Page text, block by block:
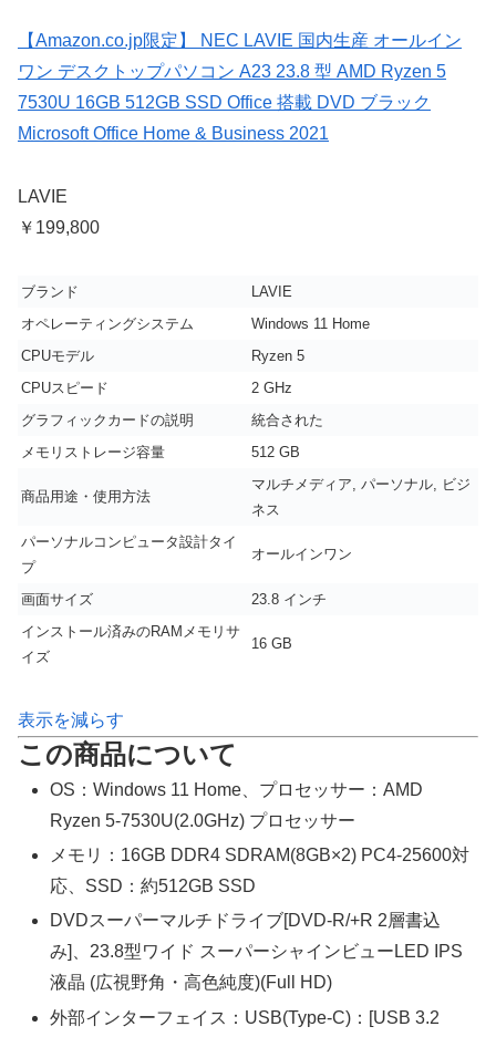
【Amazon.co.jp限定】 NEC LAVIE 国内生産 オールイン
ワン デスクトップパソコン A23 23.8 型 AMD Ryzen 5
7530U 16GB 512GB SSD Office 搭載 DVD ブラック
Microsoft Office Home & Business 2021
LAVIE
￥199,800
ブランド
LAVIE
オペレーティングシステム
Windows 11 Home
CPUモデル
Ryzen 5
CPUスピード
2 GHz
グラフィックカードの説明
統合された
メモリストレージ容量
512 GB
商品用途・使用方法
マルチメディア, パーソナル, ビジ
ネス
パーソナルコンピュータ設計タイ
プ
オールインワン
画面サイズ
23.8 インチ
インストール済みのRAMメモリサ
イズ
16 GB
表示を減らす
この商品について
OS：Windows 11 Home、プロセッサー：AMD
Ryzen 5-7530U(2.0GHz) プロセッサー
メモリ：16GB DDR4 SDRAM(8GB×2) PC4-25600対
応、SSD：約512GB SSD
DVDスーパーマルチドライブ[DVD-R/+R 2層書込
み]、23.8型ワイド スーパーシャインビューLED IPS
液晶 (広視野角・高色純度)(Full HD)
外部インターフェイス：USB(Type-C)：[USB 3.2